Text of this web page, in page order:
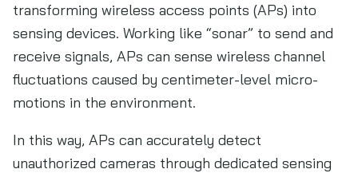
transforming wireless access points (APs) into
sensing devices. Working like “sonar” to send and
receive signals, APs can sense wireless channel
fluctuations caused by centimeter-level micro-
motions in the environment.
In this way, APs can accurately detect
unauthorized cameras through dedicated sensing